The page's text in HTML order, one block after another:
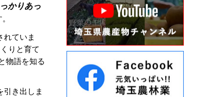
かりあっ
れていま
りと育て
物語を知る
き出しま